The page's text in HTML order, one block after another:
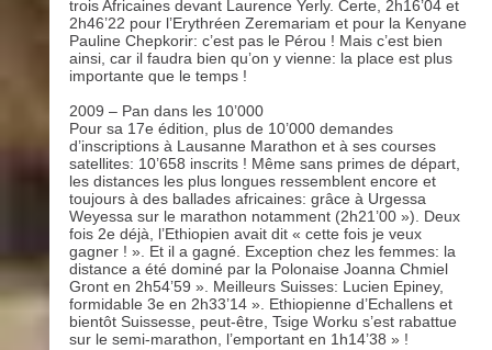
trois Africaines devant Laurence Yerly. Certe, 2h16’04 et
2h46’22 pour l’Erythréen Zeremariam et pour la Kenyane
Pauline Chepkorir: c’est pas le Pérou ! Mais c’est bien
ainsi, car il faudra bien qu’on y vienne: la place est plus
importante que le temps !
2009 – Pan dans les 10’000
Pour sa 17e édition, plus de 10’000 demandes
d’inscriptions à Lausanne Marathon et à ses courses
satellites: 10’658 inscrits ! Même sans primes de départ,
les distances les plus longues ressemblent encore et
toujours à des ballades africaines: grâce à Urgessa
Weyessa sur le marathon notamment (2h21’00 »). Deux
fois 2e déjà, l’Ethiopien avait dit « cette fois je veux
gagner ! ». Et il a gagné. Exception chez les femmes: la
distance a été dominé par la Polonaise Joanna Chmiel
Gront en 2h54’59 ». Meilleurs Suisses: Lucien Epiney,
formidable 3e en 2h33’14 ». Ethiopienne d’Echallens et
bientôt Suissesse, peut-être, Tsige Worku s’est rabattue
sur le semi-marathon, l’emportant en 1h14’38 » !